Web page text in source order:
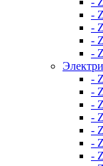
-
-
-
-
-
-
-
-
-
-
-